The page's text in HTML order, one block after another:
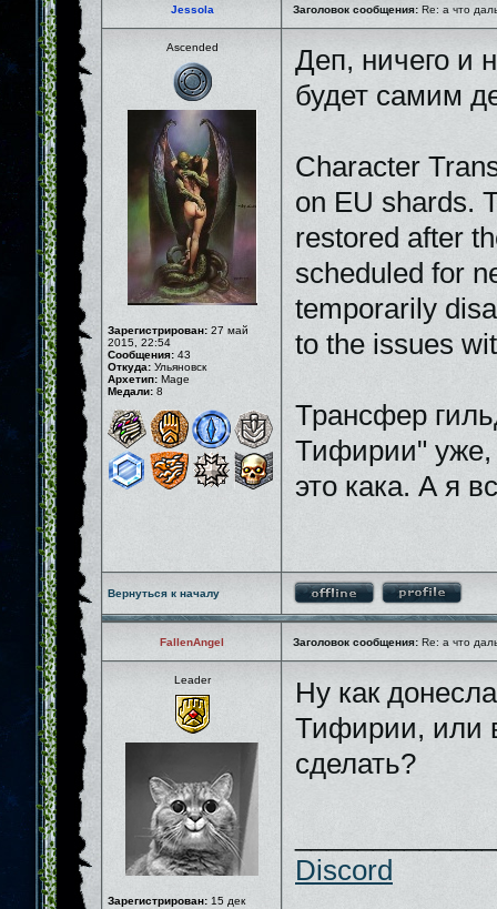
Jessola Заголовок сообщения: Re: а что
Ascended
Зарегистрирован: 27 май
2015, 22:54
Сообщения: 43
Откуда: Ульяновск
Архетип: Mage
Медали: 8
Деп, ничего и
будет самим
Character
on EU shards.
restored after
scheduled for
temporarily
to the issues
Трансфер
Тифирии" уже,
это кака. А я
Вернуться к началу
FallenAngel Заголовок сообщения: Re: а что
Leader
Зарегистрирован: 15 дек
Ну как
Тифирии, или
сделать?
Discord